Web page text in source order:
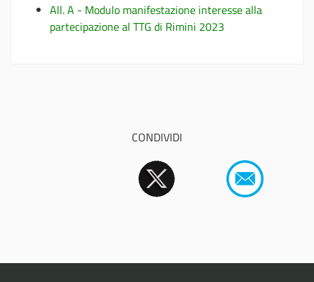
All. A - Modulo manifestazione interesse alla
partecipazione al TTG di Rimini 2023
CONDIVIDI